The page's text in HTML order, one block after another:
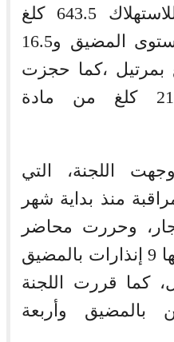
الغذائية غير القابلة للاستهلاك 643.5 كلغ
،منها 137 كلغ على مستوى المضيق و16.5
و490 كلغ بمرتيل ،كما حجزت
اللجنة المشتركة 21.5 كلغ من مادة
اللجنة، التي
للمراقبة منذ بداية شهر
للتجار، وحررت محاضر
المخالفة في حقهم، منها 9 إنذارات بالمضيق
و8 بمرتيل، كما قررت اللجنة
بالمضيق وأربعة